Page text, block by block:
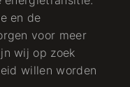
en de
voor meer
wij op zoek
willen worden